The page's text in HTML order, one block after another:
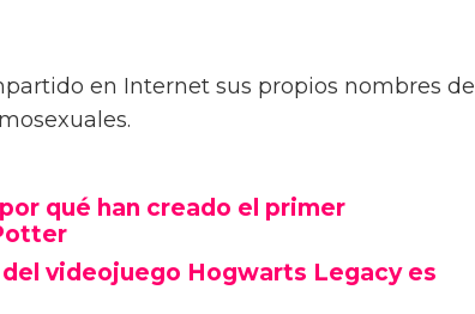
en Internet sus propios nombres de
qué han creado el primer
del videojuego Hogwarts Legacy es